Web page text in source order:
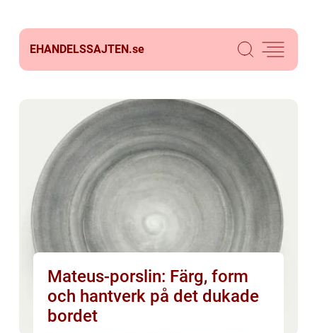
EHANDELSSAJTEN.se
Mateus-porslin: Färg, form
och hantverk på det dukade
bordet